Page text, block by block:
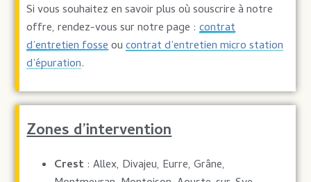
Si vous souhaitez en savoir plus où souscrire à notre
offre, rendez-vous sur notre page :contrat
d’entretien fosseoucontrat d’entretien micro station
d’épuration.
Zones d’intervention
Crest : Allex, Divajeu, Eurre, Grâne,